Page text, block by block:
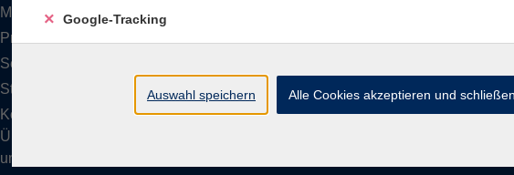
Musikschule
Projekte
Service
Stellenangebote
Kontakt/
Über
uns
Google-Tracking
Auswahl speichern Alle Cookies akzeptieren und schließen